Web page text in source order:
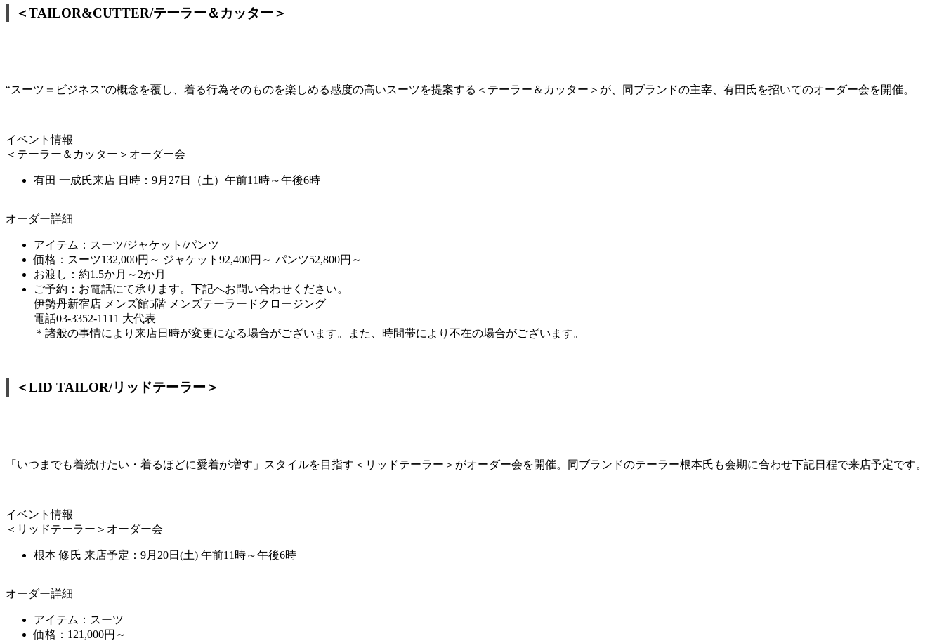
＜TAILOR&CUTTER/テーラー＆カッター＞
“スーツ＝ビジネス”の概念を覆し、着る行為そのものを楽しめる感度の高いスーツを提案する＜テーラー＆カッター＞が、同ブランドの主宰、有田氏を招いてのオーダー会を開催。
イベント情報
＜テーラー＆カッター＞オーダー会
有田 一成氏来店 日時：9月27日（土）午前11時～午後6時
オーダー詳細
アイテム：スーツ/ジャケット/パンツ
価格：スーツ132,000円～ ジャケット92,400円～ パンツ52,800円～
お渡し：約1.5か月～2か月
ご予約：お電話にて承ります。下記へお問い合わせください。
伊勢丹新宿店 メンズ館5階 メンズテーラードクロージング
電話03-3352-1111 大代表
＊諸般の事情により来店日時が変更になる場合がございます。また、時間帯により不在の場合がございます。
＜LID TAILOR/リッドテーラー＞
「いつまでも着続けたい・着るほどに愛着が増す」スタイルを目指す＜リッドテーラー＞がオーダー会を開催。同ブランドのテーラー根本氏も会期に合わせ下記日程で来店予定です。
イベント情報
＜リッドテーラー＞オーダー会
根本 修氏 来店予定：9月20日(土) 午前11時～午後6時
オーダー詳細
アイテム：スーツ
価格：121,000円～